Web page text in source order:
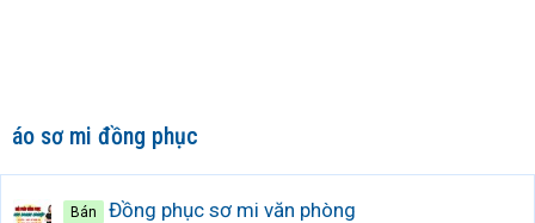
áo sơ mi đồng phục
Bán Đồng phục sơ mi văn phòng